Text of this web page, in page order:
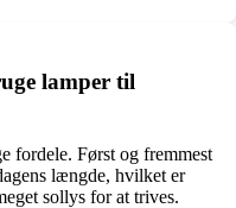
lamper til
fordele. Først og fremmest
længde, hvilket er
sollys for at trives.